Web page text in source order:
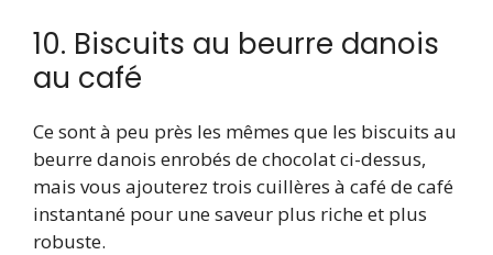
10. Biscuits au beurre danois
au café
Ce sont à peu près les mêmes que les biscuits au
beurre danois enrobés de chocolat ci-dessus,
mais vous ajouterez trois cuillères à café de café
instantané pour une saveur plus riche et plus
robuste.